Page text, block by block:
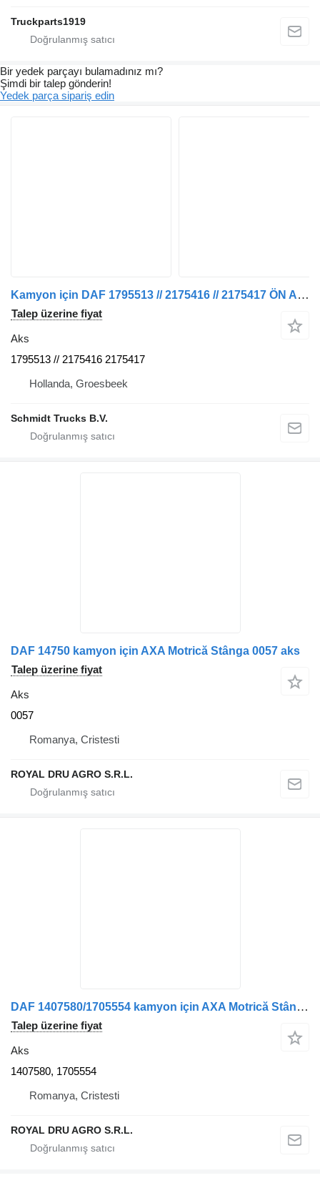
Truckparts1919
Bir yedek parçayı bulamadınız mı?
Şimdi bir talep gönderin!
Yedek parça sipariş edin
Kamyon için DAF 1795513 // 2175416 // 2175417 ÖN AKS XF 480 MODEL 2021
Talep üzerine fiyat
Aks
1795513 // 2175416 2175417
Hollanda, Groesbeek
Schmidt Trucks B.V.
DAF 14750 kamyon için AXA Motrică Stânga 0057 aks
Talep üzerine fiyat
Aks
0057
Romanya, Cristesti
ROYAL DRU AGRO S.R.L.
DAF 1407580/1705554 kamyon için AXA Motrică Stânga 1407580, 1705554 aks
Talep üzerine fiyat
Aks
1407580, 1705554
Romanya, Cristesti
ROYAL DRU AGRO S.R.L.